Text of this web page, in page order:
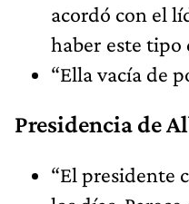
acordó con el
haber este
“Ella vacía de
Presidencia de
“El presidente